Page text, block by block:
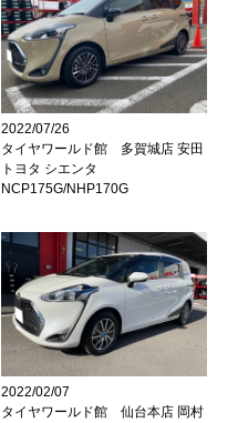
2022/07/26
タイヤワールド館 多賀城店 安田
トヨタ シエンタ
NCP175G/NHP170G
2022/02/07
タイヤワールド館 仙台本店 岡村